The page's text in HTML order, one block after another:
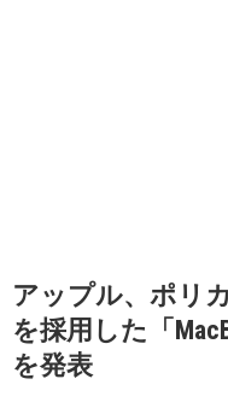
アップル、ポリ
を採用した「
を発表